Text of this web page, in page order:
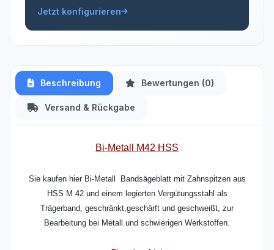
Jetzt konfigurieren
Beschreibung Bewertungen (0)
Versand & Rückgabe
Bi-Metall M42 HSS
Sie kaufen hier Bi-Metall Bandsägeblatt mit Zahnspitzen aus
HSS M 42 und einem legierten Vergütungsstahl als
Trägerband, geschränkt,geschärft und geschweißt, zur
Bearbeitung bei Metall und schwierigen Werkstoffen.